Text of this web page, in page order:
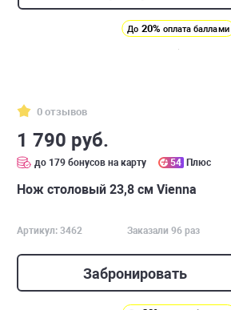
До 20% оплата баллами
0 отзывов
1 790 руб.
до 179 бонусов на карту 54 Плюс
Нож столовый 23,8 см Vienna
Артикул: 3462 Заказали 96 раз
Забронировать